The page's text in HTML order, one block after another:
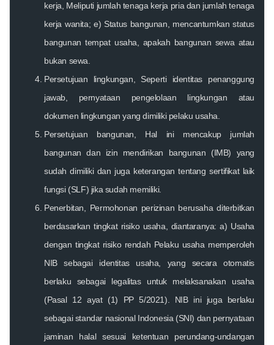
kerja, Meliputi jumlah tenaga kerja pria dan jumlah tenaga
kerja wanita; e) Status bangunan, mencantumkan status
bangunan tempat usaha, apakah bangunan sewa atau
bukan sewa.
Persetujuan lingkungan, Seperti identitas penanggung
jawab, pernyataan pengelolaan lingkungan atau
dokumen lingkungan yang dimiliki pelaku usaha.
Persetujuan bangunan, Hal ini mencakup jumlah
bangunan dan izin mendirikan bangunan (IMB) yang
sudah dimiliki dan juga keterangan tentang sertifikat laik
fungsi (SLF) jika sudah memiliki.
Penerbitan, Permohonan perizinan berusaha diterbitkan
berdasarkan tingkat risiko usaha, diantaranya: a) Usaha
dengan tingkat risiko rendah Pelaku usaha memperoleh
NIB sebagai identitas usaha, yang secara otomatis
berlaku sebagai legalitas untuk melaksanakan usaha
(Pasal 12 ayat (1) PP 5/2021). NIB ini juga berlaku
sebagai standar nasional Indonesia (SNI) dan pernyataan
jaminan halal sesuai ketentuan perundang-undangan